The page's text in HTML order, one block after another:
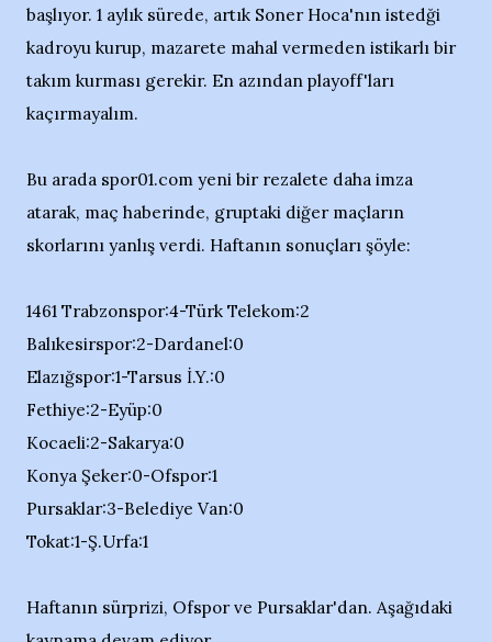
başlıyor. 1 aylık sürede, artık Soner Hoca'nın istedği
kadroyu kurup, mazarete mahal vermeden istikarlı bir
takım kurması gerekir. En azından playoff'ları
kaçırmayalım.
Bu arada spor01.com yeni bir rezalete daha imza
atarak, maç haberinde, gruptaki diğer maçların
skorlarını yanlış verdi. Haftanın sonuçları şöyle:
1461 Trabzonspor:4-Türk Telekom:2
Balıkesirspor:2-Dardanel:0
Elazığspor:1-Tarsus İ.Y.:0
Fethiye:2-Eyüp:0
Kocaeli:2-Sakarya:0
Konya Şeker:0-Ofspor:1
Pursaklar:3-Belediye Van:0
Tokat:1-Ş.Urfa:1
Haftanın sürprizi, Ofspor ve Pursaklar'dan. Aşağıdaki